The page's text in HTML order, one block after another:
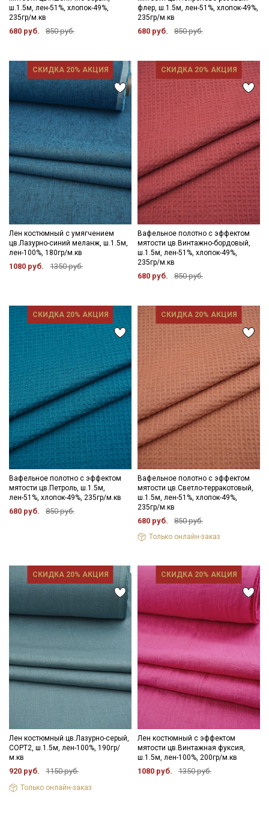
ш.1.5м, лен-51%, хлопок-49%,
235гр/м.кв
680 руб. 850 руб.
флер, ш.1.5м, лен-51%, хлопок-49%,
235гр/м.кв
680 руб. 850 руб.
СКИДКА 20% АКЦИЯ
Лен костюмный с умягчением
цв.Лазурно-синий меланж, ш.1.5м,
лен-100%, 180гр/м.кв
1080 руб. 1350 руб.
СКИДКА 20% АКЦИЯ
Вафельное полотно с эффектом
мятости цв.Винтажно-бордовый,
ш.1.5м, лен-51%, хлопок-49%,
235гр/м.кв
680 руб. 850 руб.
СКИДКА 20% АКЦИЯ
Вафельное полотно с эффектом
мятости цв.Петроль, ш.1.5м,
лен-51%, хлопок-49%, 235гр/м.кв
680 руб. 850 руб.
СКИДКА 20% АКЦИЯ
Вафельное полотно с эффектом
мятости цв.Светло-терракотовый,
ш.1.5м, лен-51%, хлопок-49%,
235гр/м.кв
680 руб. 850 руб.
Только онлайн-заказ
СКИДКА 20% АКЦИЯ
Лен костюмный цв.Лазурно-серый,
СОРТ2, ш.1.5м, лен-100%, 190гр/
м.кв
920 руб. 1150 руб.
Только онлайн-заказ
СКИДКА 20% АКЦИЯ
Лен костюмный с эффектом
мятости цв.Винтажная фуксия,
ш.1.5м, лен-100%, 200гр/м.кв
1080 руб. 1350 руб.